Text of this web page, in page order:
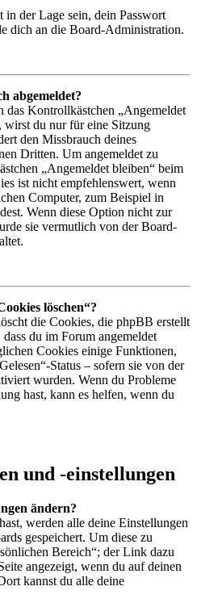
in der Lage sein, dein Passwort
dich an die Board-Administration.
abgemeldet?
das Kontrollkästchen „Angemeldet
wirst du nur für eine Sitzung
den Missbrauch deines
Dritten. Um angemeldet zu
„Angemeldet bleiben“ beim
ist nicht empfehlenswert, wenn
Computer, zum Beispiel in
Wenn diese Option nicht zur
sie vermutlich von der Board-
löschen“?
die Cookies, die phpBB erstellt
du im Forum angemeldet
Cookies einige Funktionen,
Status – sofern sie von der
wurden. Wenn du Probleme
hast, kann es helfen, wenn du
und -einstellungen
ändern?
werden alle deine Einstellungen
gespeichert. Um diese zu
Bereich“; der Link dazu
angezeigt, wenn du auf deinen
kannst du alle deine